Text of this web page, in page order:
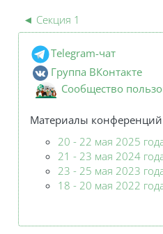
Блоки
Секция: Наши
◄ Секция 1
Telegram-чат
Группа ВКонтакте
Сообщеcтво
Материалы конференций
20 - 22 мая 2025
21 - 23 мая 2024
23 - 25 мая 2023
18 - 20 мая 2022